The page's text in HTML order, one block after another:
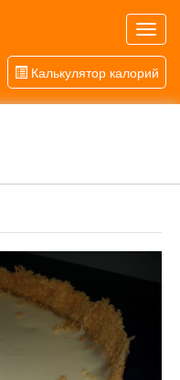
Калькулятор калорий